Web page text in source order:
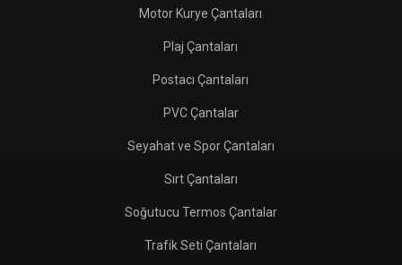
Motor Kurye Çantaları
Plaj Çantaları
Postacı Çantaları
PVC Çantalar
Seyahat ve Spor Çantaları
Sırt Çantaları
Soğutucu Termos Çantalar
Trafik Seti Çantaları